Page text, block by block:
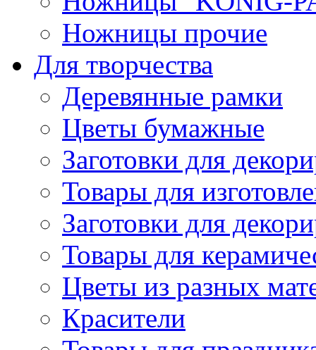
Ножницы прочие
Для творчества
Деревянные рамки
Цветы бумажные
Заготовки для
Товары для
Заготовки для
Товары для
Цветы из разных
Красители